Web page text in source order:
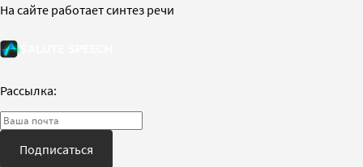
На сайте работает синтез речи
Рассылка:
Подписаться